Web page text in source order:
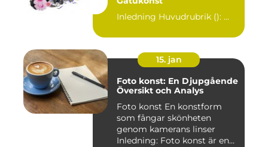
Inledning Huvudrubrik (): ...
15. jan
Foto konst: En Djupgående
Översikt och Analys
Foto konst En konstform
som fångar skönheten
genom kamerans linser
Inledning: Foto konst är en